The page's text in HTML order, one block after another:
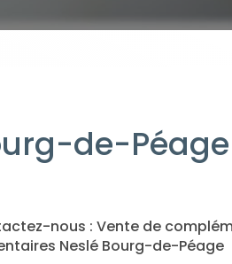
de-Péage
nous : Vente de
Neslé Bourg-de-Péage